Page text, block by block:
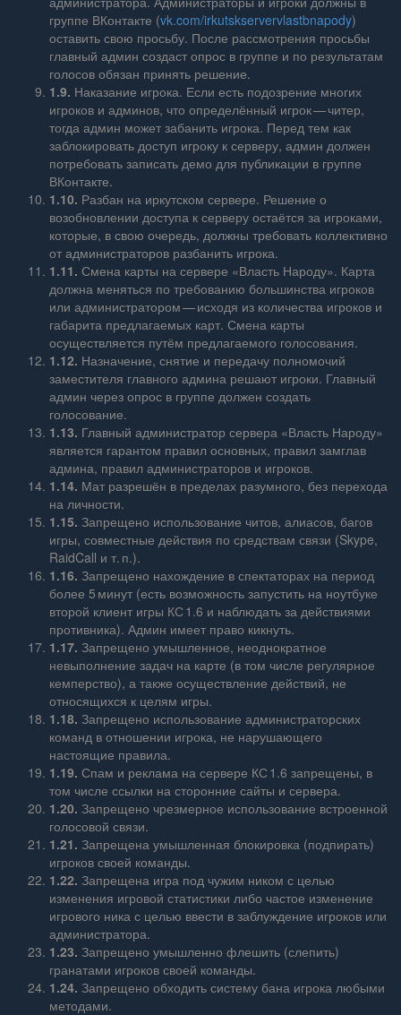
группе ВКонтакте (vk.com/irkutskservervlastbnapody)
оставить свою просьбу. После рассмотрения просьбы
главный админ создаст опрос в группе и по результатам
голосов обязан принять решение.
1.9. Наказание игрока. Если есть подозрение многих
игроков и админов, что определённый игрок — читер,
тогда админ может забанить игрока. Перед тем как
заблокировать доступ игроку к серверу, админ должен
потребовать записать демо для публикации в группе
ВКонтакте.
1.10. Разбан на иркутском сервере. Решение о
возобновлении доступа к серверу остаётся за игроками,
которые, в свою очередь, должны требовать коллективно
от администраторов разбанить игрока.
1.11. Смена карты на сервере «Власть Народу». Карта
должна меняться по требованию большинства игроков
или администратором — исходя из количества игроков и
габарита предлагаемых карт. Смена карты
осуществляется путём предлагаемого голосования.
1.12. Назначение, снятие и передачу полномочий
заместителя главного админа решают игроки. Главный
админ через опрос в группе должен создать
голосование.
1.13. Главный администратор сервера «Власть Народу»
является гарантом правил основных, правил замглав
админа, правил администраторов и игроков.
1.14. Мат разрешён в пределах разумного, без перехода
на личности.
1.15. Запрещено использование читов, алиасов, багов
игры, совместные действия по средствам связи (Skype,
RaidCall и т. п.).
1.16. Запрещено нахождение в спектаторах на период
более 5 минут (есть возможность запустить на ноутбуке
второй клиент игры КС 1.6 и наблюдать за действиями
противника). Админ имеет право кикнуть.
1.17. Запрещено умышленное, неоднократное
невыполнение задач на карте (в том числе регулярное
кемперство), а также осуществление действий, не
относящихся к целям игры.
1.18. Запрещено использование администраторских
команд в отношении игрока, не нарушающего
настоящие правила.
1.19. Спам и реклама на сервере КС 1.6 запрещены, в
том числе ссылки на сторонние сайты и сервера.
1.20. Запрещено чрезмерное использование встроенной
голосовой связи.
1.21. Запрещена умышленная блокировка (подпирать)
игроков своей команды.
1.22. Запрещена игра под чужим ником с целью
изменения игровой статистики либо частое изменение
игрового ника с целью ввести в заблуждение игроков или
администратора.
1.23. Запрещено умышленно флешить (слепить)
гранатами игроков своей команды.
1.24. Запрещено обходить систему бана игрока любыми
методами.